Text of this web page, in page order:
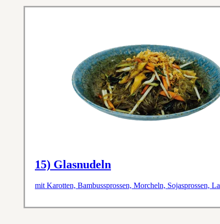
15) Glasnudeln
mit Karotten, Bambussprossen, Morcheln, Sojasprossen,